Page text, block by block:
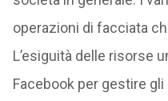
operazioni di facciata
L’esiguità delle risorse
Facebook per gestire